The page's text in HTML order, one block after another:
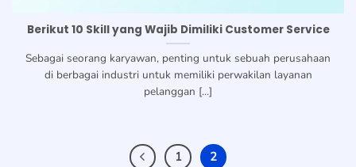
Berikut 10 Skill yang Wajib Dimiliki Customer Service
Sebagai seorang karyawan, penting untuk sebuah perusahaan
di berbagai industri untuk memiliki perwakilan layanan
pelanggan [...]
1 2